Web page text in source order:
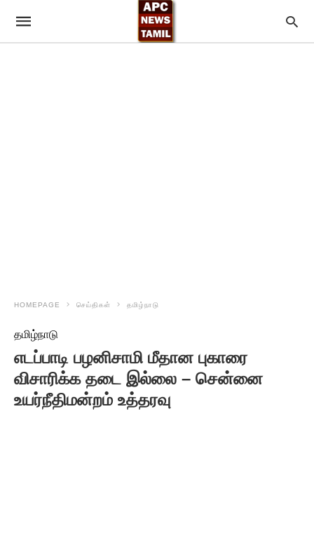
HOMEPAGE செய்திகள் தமிழ்நாடு
தமிழ்நாடு
எடப்பாடி பழனிசாமி மீதான புகாரை
விசாரிக்க தடை இல்லை – சென்னை
உயர்நீதிமன்றம் உத்தரவு